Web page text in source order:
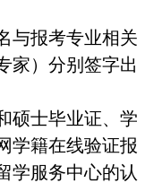
与报考专业相关
家）分别签字出
硕士毕业证、学
学籍在线验证报
学服务中心的认